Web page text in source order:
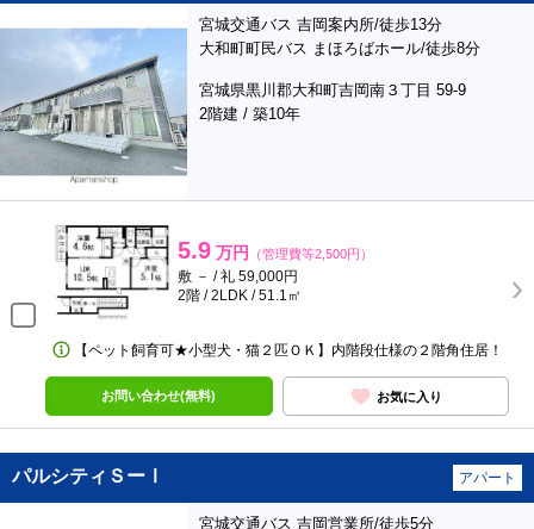
宮城交通バス 吉岡案内所/徒歩13分
大和町町民バス まほろばホール/徒歩8分
宮城県黒川郡大和町吉岡南３丁目 59-9
2階建 / 築10年
5.9 万円 （管理費等2,500円）
敷 － / 礼 59,000円
2階 / 2LDK / 51.1㎡
【ペット飼育可★小型犬・猫２匹ＯＫ】内階段仕様の２階角住居！
お問い合わせ(無料) お気に入り
パルシティＳーⅠ アパート
宮城交通バス 吉岡営業所/徒歩5分